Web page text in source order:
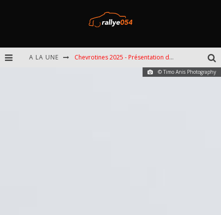
A LA UNE Chevrotines 2025 - Présentation de l'épreuve
EBR 2025 - Présentation de l'épreuve
© Timo Anis Photography